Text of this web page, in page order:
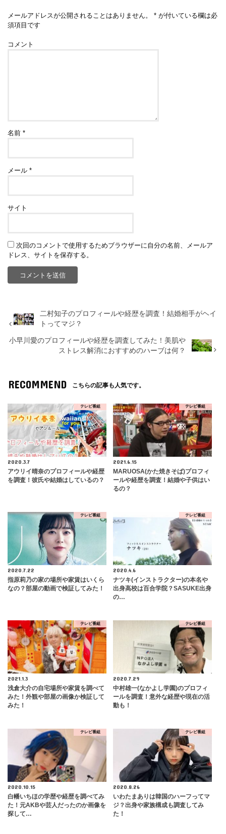
メールアドレスが公開されることはありません。 * が付いている欄は必
須項目です
コメント
名前*
メール*
サイト
次回のコメントで使用するためブラウザーに自分の名前、メールア
ドレス、サイトを保存する。
二村知子のプロフィールや経歴を調査！結婚相手がヘイ
トってマジ？
小早川愛のプロフィールや経歴を調査してみた！美肌や
ストレス解消におすすめのハーブは何？
RECOMMEND こちらの記事も人気です。
テレビ番組
2020.3.7
アウリイ晴奈のプロフィールや経歴
を調査！彼氏や結婚はしているの？
テレビ番組
2021.6.15
MARUOSA(かた焼きそば)プロフィ
ールや経歴を調査！結婚や子供はい
るの？
テレビ番組
2020.7.22
指原莉乃の家の場所や家賃はいくら
なの？部屋の動画で検証してみた！
テレビ番組
2020.4.6
ナツキ(インストラクター)の本名や
出身高校は百合学院？SASUKE出身
の…
テレビ番組
2021.1.3
浅倉大介の自宅場所や家賃を調べて
みた！外観や部屋の画像か検証して
みた！
テレビ番組
2020.7.29
中村雄一(なかよし学園)のプロフィ
ールを調査！意外な経歴や現在の活
動も！
テレビ番組
2020.10.15
白幡いちほの学歴や経歴を調べてみ
た！元AKBや芸人だったのか画像を
探して…
テレビ番組
2020.8.26
いわたまありは韓国のハーフってマ
ジ？出身や家族構成も調査してみ
た！